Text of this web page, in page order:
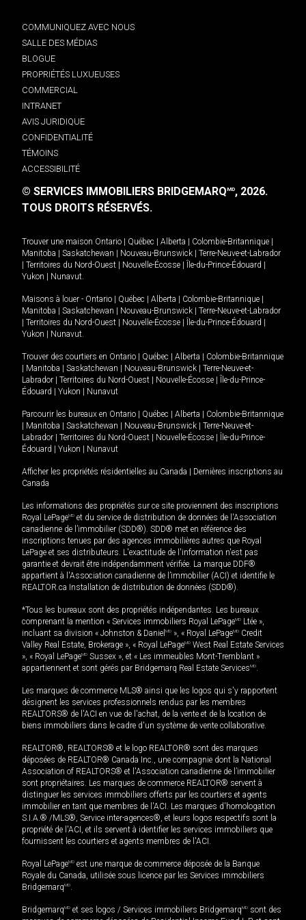
COMMUNIQUEZ AVEC NOUS
SALLE DES MÉDIAS
BLOGUE
PROPRIÉTÉS LUXUEUSES
COMMERCIAL
INTRANET
AVIS JURIDIQUE
CONFIDENTIALITÉ
TÉMOINS
ACCESSIBILITÉ
© SERVICES IMMOBILIERS BRIDGEMARQMD, 2026.
TOUS DROITS RÉSERVÉS.
Trouver une maison Ontario Québec Alberta Colombie-Britannique
Manitoba
Saskatchewan Nouveau-Brunswick
Terre-Neuve-et-Labrador
Territoires du Nord-Ouest Nouvelle-Écosse Île-du-Prince-Édouard
Yukon
Nunavut.
Maisons à louer - Ontario Québec Alberta Colombie-Britannique
Manitoba
Saskatchewan Nouveau-Brunswick
Terre-Neuve-et-Labrador
Territoires du Nord-Ouest Nouvelle-Écosse Île-du-Prince-Édouard
Yukon
Nunavut.
Trouver des courtiers en Ontario Québec Alberta
Colombie-Britannique
Manitoba Saskatchewan Nouveau-Brunswick
Terre-Neuve-et-
Labrador
Territoires du Nord-Ouest Nouvelle-Écosse
Île-du-Prince-
Édouard
Yukon Nunavut
Parcourir les bureaux en Ontario Québec Alberta
Colombie-Britannique
Manitoba Saskatchewan Nouveau-Brunswick
Terre-Neuve-et-
Labrador
Territoires du Nord-Ouest Nouvelle-Écosse
Île-du-Prince-
Édouard
Yukon Nunavut
Afficher les propriétés résidentielles au Canada
Dernières inscriptions au
Canada
Les informations des propriétés sur ce site proviennent des inscriptions
Royal LePageMD et du service de distribution de données de l'Association
canadienne de l’immobilier (SDD®). SDD® met en référence des
inscriptions tenues par des agences immobilières autres que Royal
LePage et ses distributeurs. L'exactitude de l'information n'est pas
garantie et devrait être indépendamment vérifiée. La marque DDF®
appartient à l'Association canadienne de l’immobilier (ACI) et identifie le
REALTOR.ca Installation de distribution de données (SDD®).
*Tous les bureaux sont des propriétés indépendantes. Les bureaux
comprenant la mention « Services immobiliers Royal LePageMD Ltée »,
incluant sa division « Johnston & Daniel MD », « Royal LePageMD Credit
Valley Real Estate, Brokerage », « Royal LePageMD West Real Estate Services
», « Royal LePageMD Sussex », et « Les immeubles Mont-Tremblant »
appartiennent et sont gérés par Bridgemarq Real Estate ServicesMD.
Les marques de commerce MLS® ainsi que les logos qui s'y rapportent
désignent les services professionnels rendus par les membres
REALTORS® de l'ACI en vue de l'achat, de la vente et de la location de
biens immobiliers dans le cadre d'un système de vente collaborative.
REALTOR®, REALTORS® et le logo REALTOR® sont des marques
déposées de REALTOR® Canada Inc., une compagnie dont la National
Association of REALTORS® et l'Association canadienne de l’immobilier
sont propriétaires. Les marques de commerce REALTOR® servent à
distinguer les services immobiliers offerts par les courtiers et agents
immobilier en tant que membres de l'ACI. Les marques d'homologation
S.I.A.® /MLS®, Service inter-agences®, et leurs logos respectifs sont la
propriété de l'ACI, et ils servent à identifier les services immobiliers que
fournissent les courtiers et agents membres de l'ACI.
Royal LePageMD est une marque de commerce déposée de la Banque
Royale du Canada, utilisée sous licence par les Services immobiliers
BridgemarqMD.
BridgemarqMD et ses logos / Services immobiliers BridgemarqMD sont des